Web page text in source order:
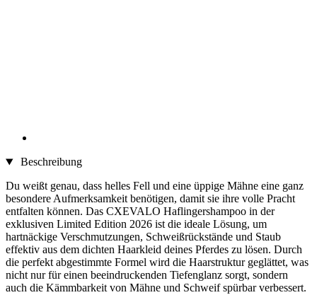
Beschreibung
Du weißt genau, dass helles Fell und eine üppige Mähne eine ganz
besondere Aufmerksamkeit benötigen, damit sie ihre volle Pracht
entfalten können. Das CXEVALO Haflingershampoo in der
exklusiven Limited Edition 2026 ist die ideale Lösung, um
hartnäckige Verschmutzungen, Schweißrückstände und Staub
effektiv aus dem dichten Haarkleid deines Pferdes zu lösen. Durch
die perfekt abgestimmte Formel wird die Haarstruktur geglättet, was
nicht nur für einen beeindruckenden Tiefenglanz sorgt, sondern
auch die Kämmbarkeit von Mähne und Schweif spürbar verbessert.